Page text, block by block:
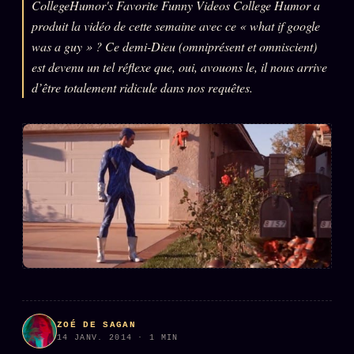
N L'ARCHIVE ↗
Rubriques éditoriales10 088 articles
TOUTES LES RUBRIQUES →
DÉTONATIONS POLITIQUE
RENSEIGNEMENT
BUREAU DE
TENDANCES
ALT NEWS
CollegeHumor's Favorite Funny Videos College Humor a
produit la vidéo de cette semaine avec ce « what if google
was a guy » ? Ce demi-Dieu (omniprésent et omniscient)
est devenu un tel réflexe que, oui, avouons le, il nous arrive
d’être totalement ridicule dans nos requêtes.
ZOÉ DE SAGAN
14 JANV. 2014 · 1 MIN